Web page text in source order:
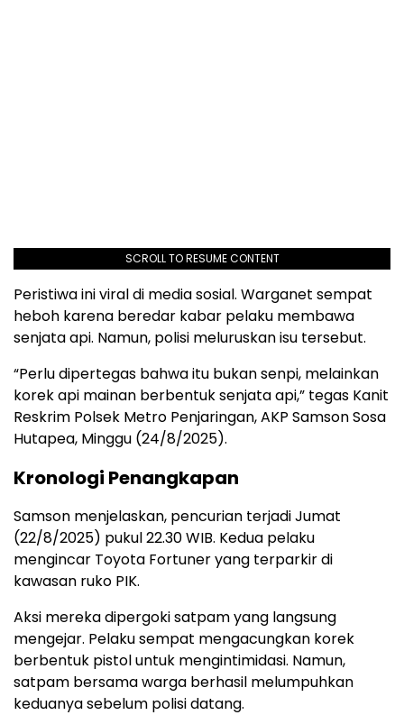
SCROLL TO RESUME CONTENT
Peristiwainiviral di mediasosial. Warganet sempat
heboh karena beredar kabar pelaku membawa
senjataapi. Namun, polisi meluruskanisu tersebut.
“Perludipertegas bahwaitu bukansenpi, melainkan
korekapi mainan berbentuksenjataapi,” tegas Kanit
Reskrim Polsek Metro Penjaringan, AKP Samson Sosa
Hutapea, Minggu (24/8/2025).
Kronologi Penangkapan
Samson menjelaskan, pencurian terjadiJumat
(22/8/2025) pukul22.30 WIB. Kedua pelaku
mengincar Toyota Fortuner yang terparkirdi
kawasan ruko PIK.
Aksi merekadipergokisatpamyang langsung
mengejar. Pelakusempat mengacungkan korek
berbentuk pistoluntuk mengintimidasi. Namun,
satpam bersamawarga berhasil melumpuhkan
keduanyasebelum polisidatang.